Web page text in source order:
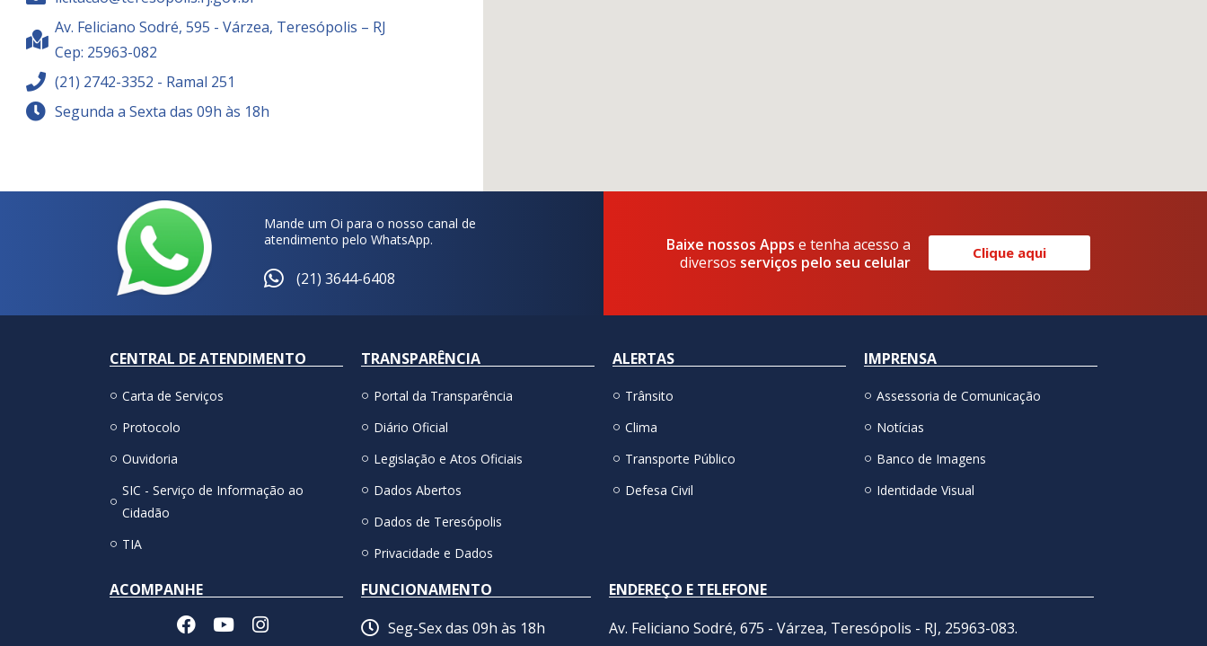
Av. Feliciano Sodré, 595 - Várzea, Teresópolis – RJ
Cep: 25963-082
(21) 2742-3352 - Ramal 251
Segunda a Sexta das 09h às 18h
Mande um Oi para o nosso canal de
atendimento pelo WhatsApp.
(21) 3644-6408
Baixe nossos Appse tenha acesso a
diversos serviços pelo seu celular Clique aqui
CENTRAL DE ATENDIMENTO
Carta de Serviços
Protocolo
Ouvidoria
SIC - Serviço de Informação ao
Cidadão
TIA
TRANSPARÊNCIA
Portal da Transparência
Diário Oficial
Legislação e Atos Oficiais
Dados Abertos
Dados de Teresópolis
Privacidade e Dados
ALERTAS
Trânsito
Clima
Transporte Público
Defesa Civil
IMPRENSA
Assessoria de Comunicação
Notícias
Banco de Imagens
Identidade Visual
ACOMPANHE
FUNCIONAMENTO
Seg-Sex das 09h às 18h
ENDEREÇO E TELEFONE
Av. Feliciano Sodré, 675 - Várzea, Teresópolis - RJ, 25963-083.